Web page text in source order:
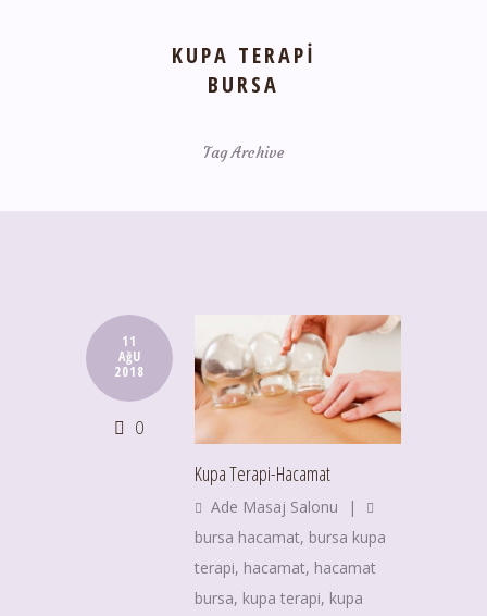
KUPA TERAPI
BURSA
Tag Archive
11
AğU
2018
0
Kupa Terapi-Hacamat
Ade Masaj Salonu
|
bursa hacamat, bursa kupa
terapi, hacamat, hacamat
bursa, kupa terapi, kupa